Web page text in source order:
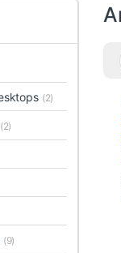
(2)
(2)
(9)